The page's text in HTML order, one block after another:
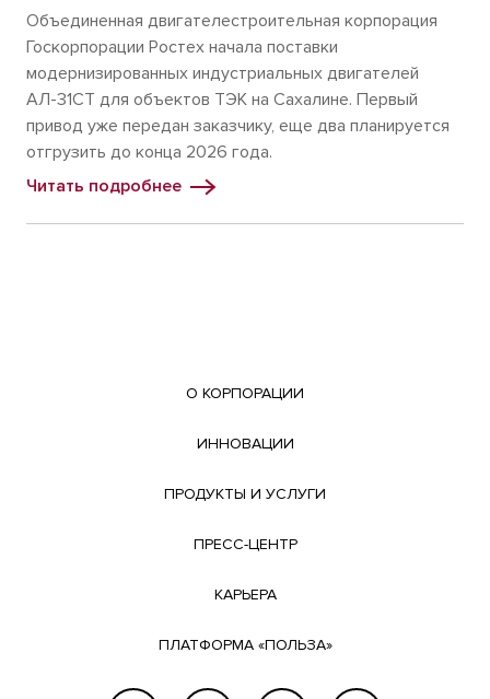
Объединенная двигателестроительная корпорация
Госкорпорации Ростех начала поставки
модернизированных индустриальных двигателей
АЛ-31СТ для объектов ТЭК на Сахалине. Первый
привод уже передан заказчику, еще два планируется
отгрузить до конца 2026 года.
Читать подробнее
О КОРПОРАЦИИ
ИННОВАЦИИ
ПРОДУКТЫ И УСЛУГИ
ПРЕСС-ЦЕНТР
КАРЬЕРА
ПЛАТФОРМА «ПОЛЬЗА»